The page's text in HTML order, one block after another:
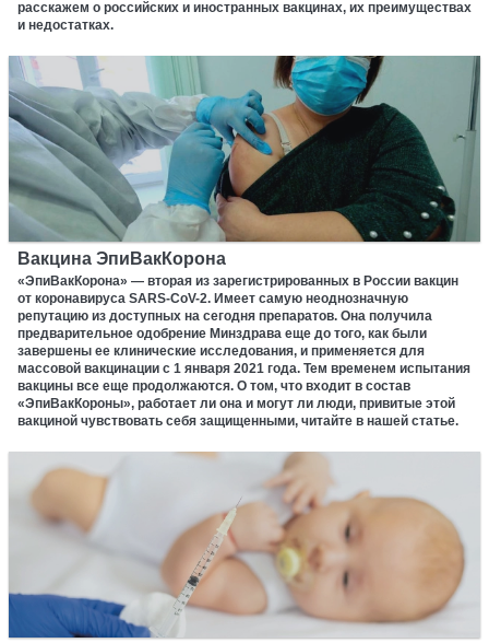
расскажем о российских и иностранных вакцинах, их преимуществах
и недостатках.
Вакцина ЭпиВакКорона
«ЭпиВакКорона» — вторая из зарегистрированных в России вакцин
от коронавируса SARS-CoV-2. Имеет самую неоднозначную
репутацию из доступных на сегодня препаратов. Она получила
предварительное одобрение Минздрава еще до того, как были
завершены ее клинические исследования, и применяется для
массовой вакцинации с 1 января 2021 года. Тем временем испытания
вакцины все еще продолжаются. О том, что входит в состав
«ЭпиВакКороны», работает ли она и могут ли люди, привитые этой
вакциной чувствовать себя защищенными, читайте в нашей статье.